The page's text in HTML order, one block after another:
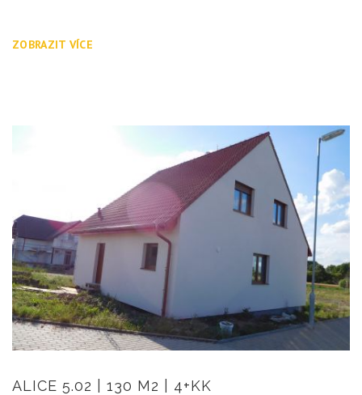
ZOBRAZIT VÍCE
ALICE 5.02 | 130 M2 | 4+KK